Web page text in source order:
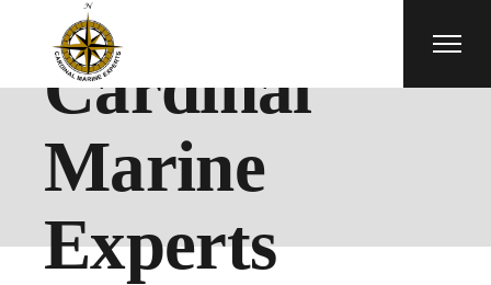
Cardinal
Marine
Experts